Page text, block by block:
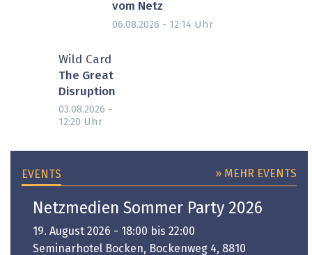
vom Netz
06.08.2026 - 12:14 Uhr
Wild Card
The Great
Disruption
03.08.2026 -
12:20 Uhr
EVENTS » MEHR EVENTS
Netzmedien Sommer Party 2026
19. August 2026 - 18:00 bis 22:00
Seminarhotel Bocken, Bockenweg 4, 8810